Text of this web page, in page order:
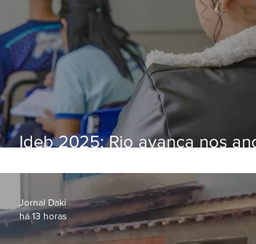
Ideb 2025: Rio avança nos
nacional
Jornal Daki
há 13 horas